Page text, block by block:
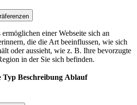
einer Webseite sich an
die die Art beeinflussen, wie sich
oder aussieht, wie z. B. Ihre bevorzugte
in der Sie sich befinden.
Typ Beschreibung Ablauf